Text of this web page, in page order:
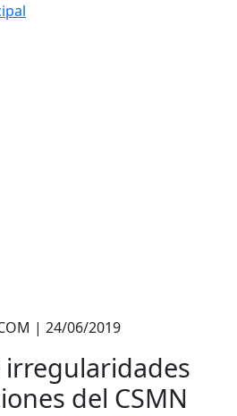
| 24/06/2019
del CSMN